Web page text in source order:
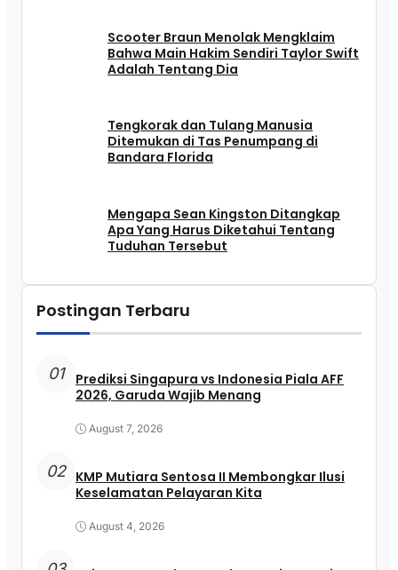
Scooter Braun Menolak Mengklaim
Bahwa Main Hakim Sendiri Taylor Swift
Adalah Tentang Dia
Tengkorak dan Tulang Manusia
Ditemukan di Tas Penumpang di
Bandara Florida
Mengapa Sean Kingston Ditangkap
Apa Yang Harus Diketahui Tentang
Tuduhan Tersebut
Postingan Terbaru
01
Prediksi Singapura vs Indonesia Piala AFF
2026, Garuda Wajib Menang
August 7, 2026
02 KMP Mutiara Sentosa II Membongkar Ilusi
Keselamatan Pelayaran Kita
August 4, 2026